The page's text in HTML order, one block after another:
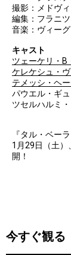
撮影：メドヴ
編集：フラニ
音楽：ヴィー
キャスト
ツェーケリ・B
ケレケシュ・ヴ
テメッシ・ヘー
パウエル・ギュ
ツセルハルミ
『タル・ベー
1月29日（土）
開！
今すぐ観る